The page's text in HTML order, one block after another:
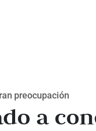
preocupación
a